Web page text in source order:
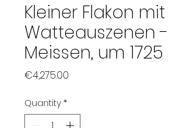
Kleiner Flakon mit
Watteauszenen -
Meissen, um 1725
€4,275.00
Quantity *